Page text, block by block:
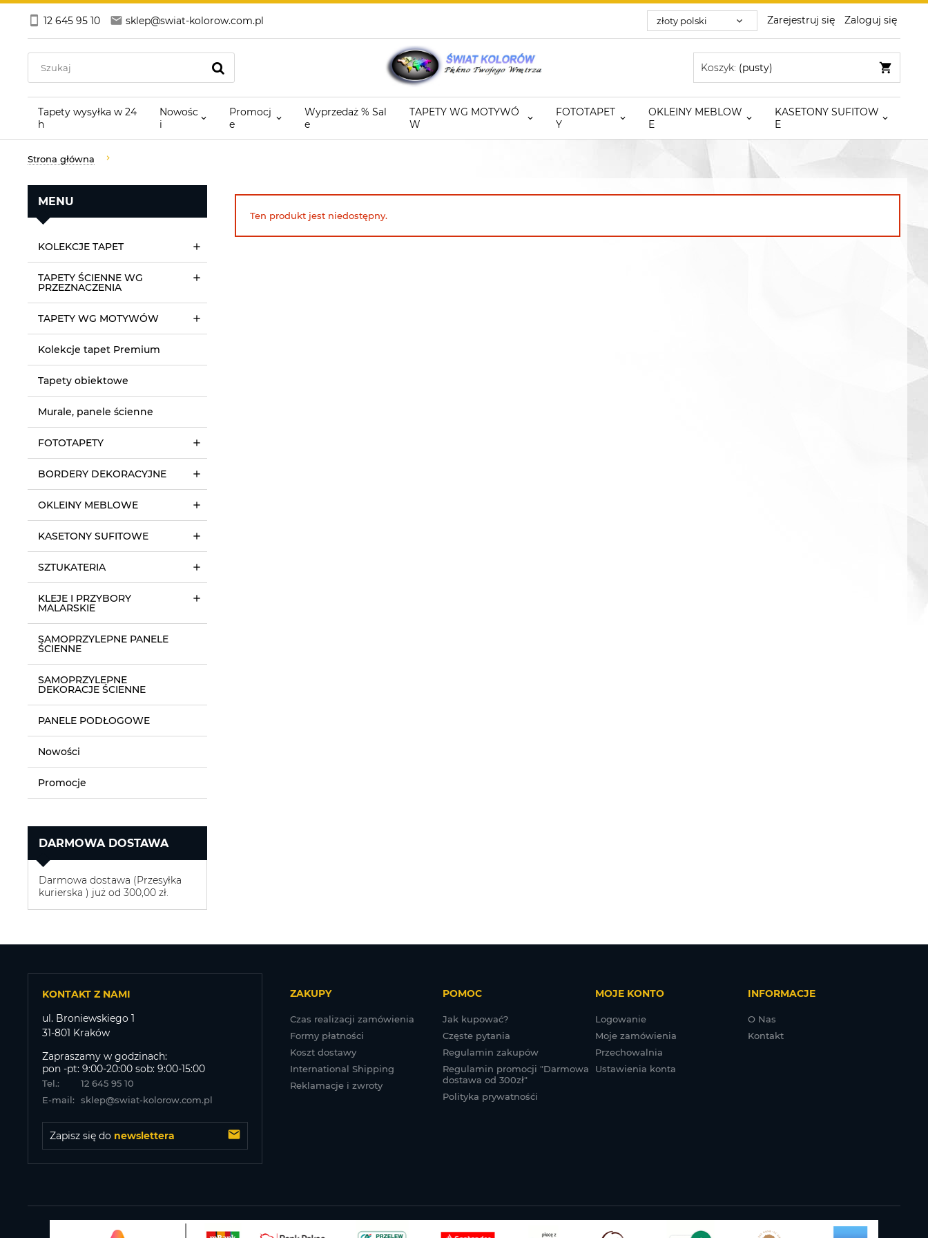
12 645 95 10 sklep@swiat-kolorow.com.pl Zarejestruj się Zaloguj się
Koszyk: (pusty)
Tapety wysyłka w 24
h
Nowośc
i
Promocj
e
Wyprzedaż % Sal
e
TAPETY WG MOTYWÓ
W
FOTOTAPET
Y
OKLEINY MEBLOW
E
KASETONY SUFITOW
E
Strona główna
MENU
KOLEKCJE TAPET
TAPETY ŚCIENNE WG
PRZEZNACZENIA
TAPETY WG MOTYWÓW
Kolekcje tapet Premium
Tapety obiektowe
Murale, panele ścienne
FOTOTAPETY
BORDERY DEKORACYJNE
OKLEINY MEBLOWE
KASETONY SUFITOWE
SZTUKATERIA
KLEJE I PRZYBORY
MALARSKIE
SAMOPRZYLEPNE PANELE
ŚCIENNE
SAMOPRZYLEPNE
DEKORACJE ŚCIENNE
PANELE PODŁOGOWE
Nowości
Promocje
DARMOWA DOSTAWA
Darmowa dostawa (Przesyłka
kurierska ) już od 300,00 zł.
Ten produkt jest niedostępny.
ZAKUPY
Czas realizacji zamówienia
Formy płatności
Koszt dostawy
International Shipping
Reklamacje i zwroty
POMOC
Jak kupować?
Częste pytania
Regulamin zakupów
Regulamin promocji "Darmowa
dostawa od 300zł"
Polityka prywatnośći
MOJE KONTO
Logowanie
Moje zamówienia
Przechowalnia
Ustawienia konta
INFORMACJE
O Nas
Kontakt
KONTAKT Z NAMI
ul. Broniewskiego 1
31-801 Kraków
Zapraszamy w godzinach:
pon -pt: 9:00-20:00 sob: 9:00-15:00
Tel.:
12 645 95 10
E-mail: sklep@swiat-kolorow.com.pl
Zapisz się do newslettera